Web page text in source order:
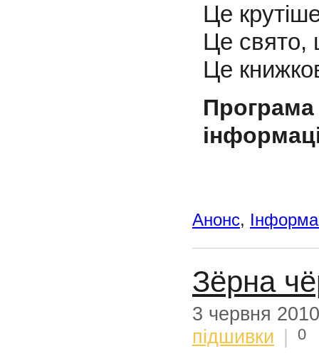
Це
Це свято,
Це
Анонс,
Зёрна
3 червня 2010
підшивки
0